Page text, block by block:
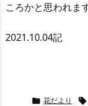
ころかと思われます
2021.10.04記
 花だより 